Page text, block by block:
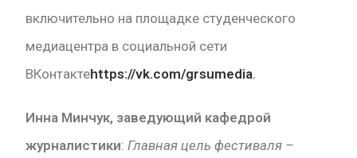
включительно на площадке студенческого
медиацентра в социальной сети
ВКонтактеhttps://vk.com/grsumedia.
Инна Минчук, заведующий кафедрой
журналистики:Главная цель фестиваля –